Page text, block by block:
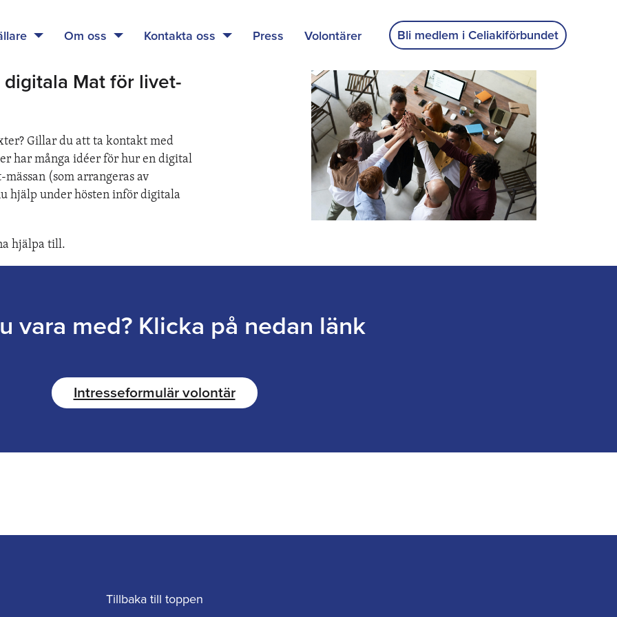
Om oss Kontakta oss Press Volontärer Bli medlem i Celiakiförbundet
Mat för livet-
Gillar du att ta kontakt med
har många idéer för hur en digital
(som arrangeras av
hjälp under hösten inför digitala
hjälpa till.
vara med? Klicka på nedan länk
Intresseformulär volontär
Tillbaka till toppen